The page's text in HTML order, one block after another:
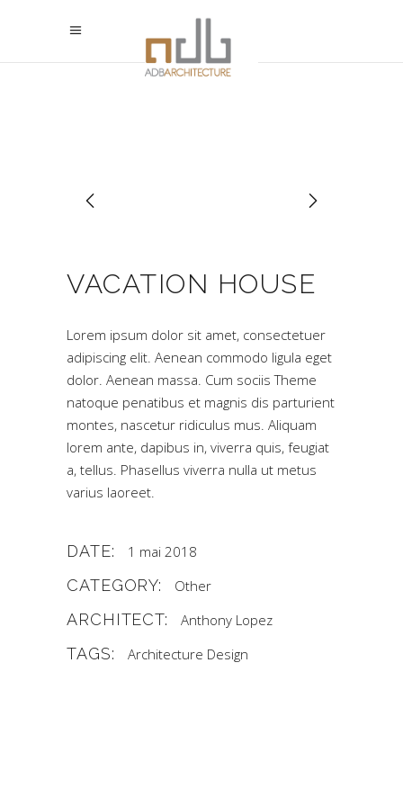
VACATION HOUSE
Lorem ipsum dolor sit amet, consectetuer
adipiscing elit. Aenean commodo ligula eget
dolor. Aenean massa. Cum sociis Theme
natoque penatibus et magnis dis parturient
montes, nascetur ridiculus mus. Aliquam
lorem ante, dapibus in, viverra quis, feugiat
a, tellus. Phasellus viverra nulla ut metus
varius laoreet.
DATE: 1 mai 2018
CATEGORY: Other
ARCHITECT: Anthony Lopez
TAGS: Architecture Design